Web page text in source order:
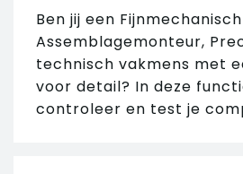
Ben jij een Fijnmechanisch
Assemblagemonteur,
technisch vakmens met
voor detail? In deze
controleer en test je